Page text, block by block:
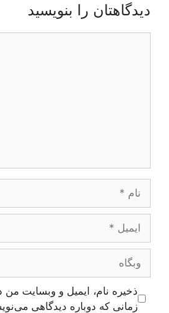
دیدگاهتان را بنویسید
وبگاه
ذخیره نام، ایمیل و وبسایت من
زمانی که دوباره دیدگاهی